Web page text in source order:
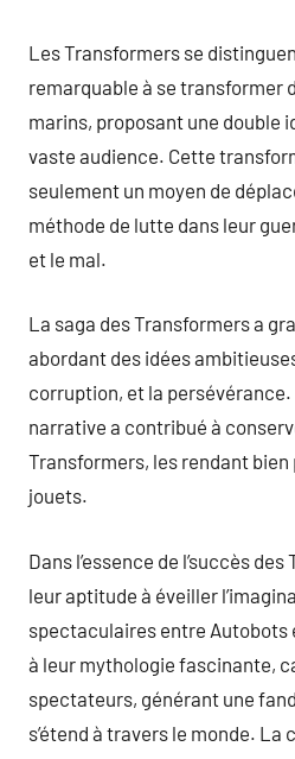
Les Transformers se
remarquable à se transformer
marins, proposant une double
vaste audience. Cette
seulement un moyen de
méthode de lutte dans leur
et le mal.
La saga des Transformers a
abordant des idées
corruption, et la
narrative a contribué à
Transformers, les rendant bien
jouets.
Dans l’essence de l’succès
leur aptitude à éveiller
spectaculaires entre Autobots
à leur mythologie fascinante,
spectateurs, générant une
s’étend à travers le monde. La